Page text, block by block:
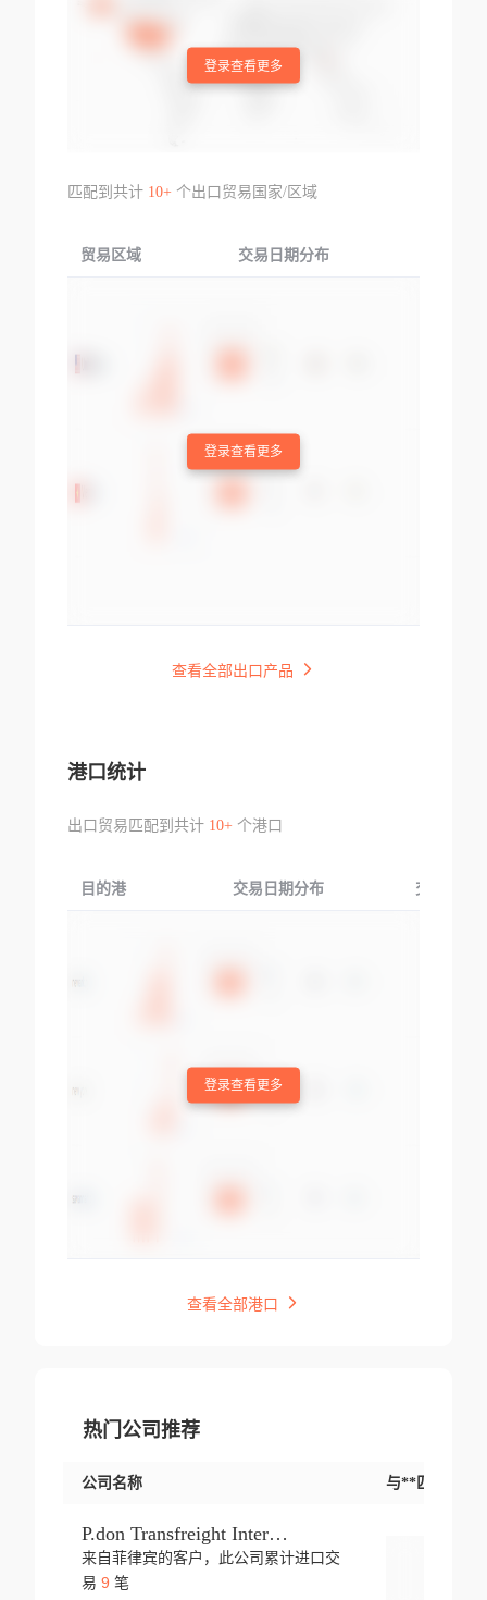
登录查看更多
匹配到共计 10+个出口贸易国家/区域
贸易区域 交易日期分布
登录查看更多
查看全部出口产品
港口统计
出口贸易匹配到共计 10+个港口
目的港 交易日期分布 交易产品
登录查看更多
查看全部港口
热门公司推荐
公司名称 与**匹配交易
P.don Transfreight International
来自菲律宾的客户，此公司累计进口交
易 9 笔